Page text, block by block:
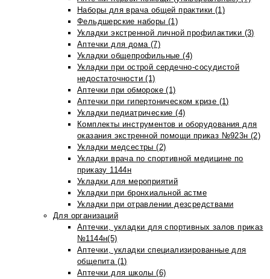
Наборы для врача общей практики (1)
Фельдшерские наборы (1)
Укладки экстренной личной профилактики (3)
Аптечки для дома (7)
Укладки общепрофильные (4)
Укладки при острой сердечно-сосудистой
недостаточности (1)
Аптечки при обмороке (1)
Аптечки при гипертоническом кризе (1)
Укладки педиатрические (4)
Комплекты инструментов и оборудования для
оказания экстренной помощи приказ №923н (2)
Укладки медсестры (2)
Укладки врача по спортивной медицине по
приказу 1144н
Укладки для мероприятий
Укладки при бронхиальной астме
Укладки при отравлении дезсредствами
Для организаций
Аптечки, укладки для спортивных залов приказ
№1144н(5)
Аптечки, укладки специализированные для
общепита (1)
Аптечки для школы (6)